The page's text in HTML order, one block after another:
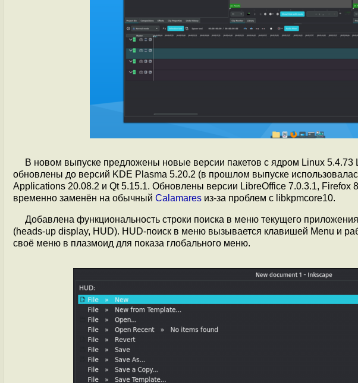
В новом выпуске предложены новые версии пакетов с ядром Linux 5.4.73
обновлены до версий KDE Plasma 5.20.2 (в прошлом выпуске
Applications 20.08.2 и Qt 5.15.1. Обновлены версии LibreOffice 7.0.3.1, Firefox
временно заменён на обычный Calamares из-за проблем с libkpmcore10.
Добавлена функциональность строки поиска в меню текущего
(heads-up display, HUD). HUD-поиск в меню вызывается клавишей Menu и
своё меню в плазмоид для показа глобального меню.